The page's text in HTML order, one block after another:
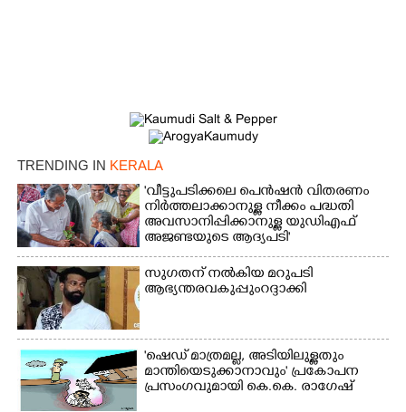
TRENDING IN KERALA
'വീട്ടുപടിക്കലെ പെൻഷൻ വിതരണം
നിർത്തലാക്കാനുള്ള നീക്കം പദ്ധതി
അവസാനിപ്പിക്കാനുള്ള യുഡിഎഫ്
അജണ്ടയുടെ ആദ്യപടി'
സുഗതന് നൽകിയ മറുപടി
ആഭ്യന്തരവകുപ്പും റദ്ദാക്കി
'ഷെഡ് മാത്രമല്ല, അടിയിലുള്ളതും
മാന്തിയെടുക്കാനാവും' പ്രകോപന
പ്രസംഗവുമായി കെ.കെ. രാഗേഷ്